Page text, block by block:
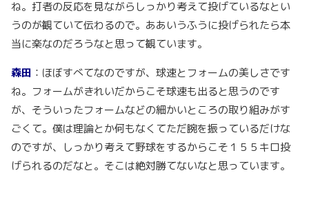
ね。打者の反応を見ながらしっかり考えて投げているなとい
うのが観ていて伝わるので。ああいうふうに投げられたら本
当に楽なのだろうなと思って観ています。
森田 ：ほぼすべてなのですが、球速とフォームの美しさです
ね。フォームがきれいだからこそ球速も出ると思うのです
が、そういったフォームなどの細かいところの取り組みがす
ごくて。僕は理論とか何もなくてただ腕を振っているだけな
のですが、しっかり考えて野球をするからこそ１５５キロ投
げられるのだなと。そこは絶対勝てないなと思っています。